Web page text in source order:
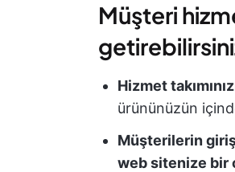
Müşteri
Hizmet
ürününüzün
Müşterilerin giriş
web sitenize bir